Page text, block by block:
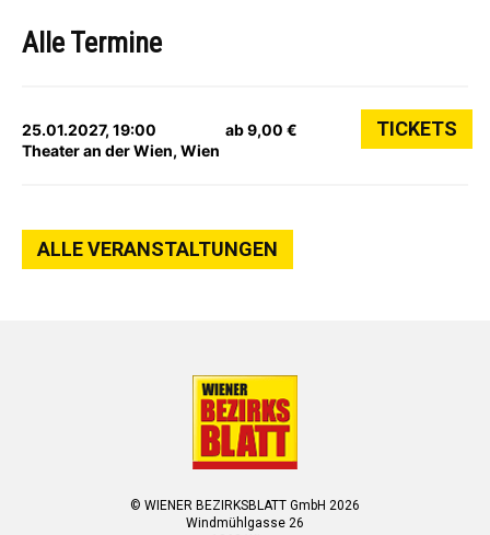
Alle Termine
25.01.2027, 19:00
Theater an der Wien, Wien
ab 9,00 € TICKETS
ALLE VERANSTALTUNGEN
© WIENER BEZIRKSBLATT GmbH 2026
Windmühlgasse 26